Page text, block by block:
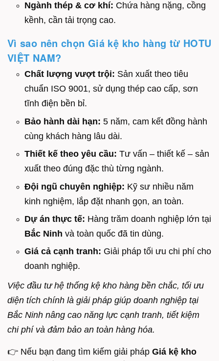
Ngành thép & cơ khí: Chứa hàng nặng, cồng
kềnh, cần tải trọng cao.
Vì sao nên chọn Giá kệ kho hàng từ HOTU
VIỆT NAM?
Chất lượng vượt trội: Sản xuất theo tiêu
chuẩn ISO 9001, sử dụng thép cao cấp, sơn
tĩnh điện bền bỉ.
Bảo hành dài hạn: 5 năm, cam kết đồng hành
cùng khách hàng lâu dài.
Thiết kế theo yêu cầu: Tư vấn – thiết kế – sản
xuất theo đúng đặc thù từng ngành.
Đội ngũ chuyên nghiệp: Kỹ sư nhiều năm
kinh nghiệm, lắp đặt nhanh gọn, an toàn.
Dự án thực tế: Hàng trăm doanh nghiệp lớn tại
Bắc Ninh và toàn quốc đã tin dùng.
Giá cả cạnh tranh: Giải pháp tối ưu chi phí cho
doanh nghiệp.
Việc đầu tư hệ thống kệ kho hàng bền chắc, tối ưu
diện tích chính là giải pháp giúp doanh nghiệp tại
Bắc Ninh nâng cao năng lực cạnh tranh, tiết kiệm
chi phí và đảm bảo an toàn hàng hóa.
👉 Nếu bạn đang tìm kiếm giải pháp Giá kệ kho